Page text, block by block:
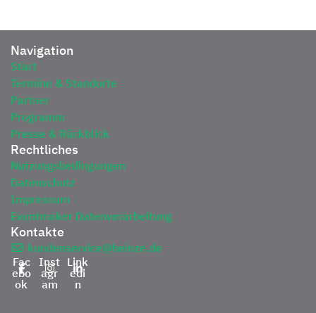
Navigation
Start
Termine & Standorte
Partner
Programm
Presse & Rückblick
Rechtliches
Nutzungsbedingungen
Datenschutz
Impressum
Eventmaker Datenverarbeitung
Kontakte
kundenservice@heinze.de
Fac
ebo
ok
Inst
agr
am
Link
edi
n